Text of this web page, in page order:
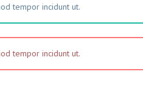
tempor incidunt ut.
tempor incidunt ut.